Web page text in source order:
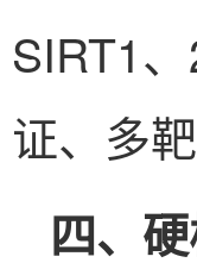
SIRT1
证、多
四、